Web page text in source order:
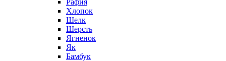
Рафия
Хлопок
Шелк
Шерсть
Ягненок
Як
Бамбук